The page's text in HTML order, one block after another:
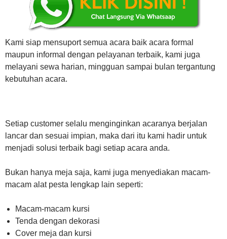
Kami siap mensuport semua acara baik acara formal
maupun informal dengan pelayanan terbaik, kami juga
melayani sewa harian, mingguan sampai bulan tergantung
kebutuhan acara.
Setiap customer selalu menginginkan acaranya berjalan
lancar dan sesuai impian, maka dari itu kami hadir untuk
menjadi solusi terbaik bagi setiap acara anda.
Bukan hanya meja saja, kami juga menyediakan macam-
macam alat pesta lengkap lain seperti:
Macam-macam kursi
Tenda dengan dekorasi
Cover meja dan kursi